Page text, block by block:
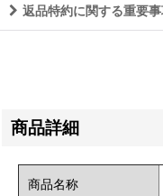
返品特約に関する重要
商品詳細
商品名称